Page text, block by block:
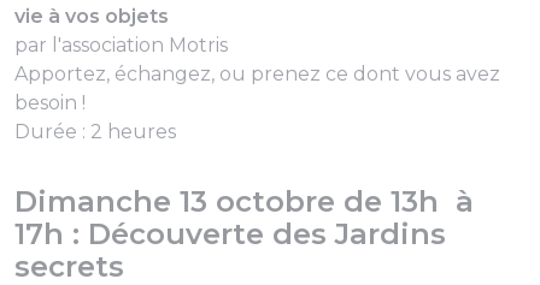
vie à vos objets
par l'association Motris
Apportez, échangez, ou prenez ce dont vous avez
besoin !
Durée : 2 heures
Dimanche 13 octobre de 13h à
17h : Découverte des Jardins
secrets